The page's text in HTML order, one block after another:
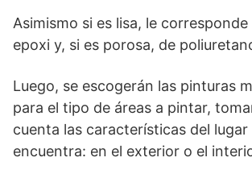
Asimismo si es lisa, le
epoxi y, si es porosa, de
Luego, se escogerán las pinturas
para el tipo de áreas a pintar,
cuenta las características del
encuentra: en el exterior o el